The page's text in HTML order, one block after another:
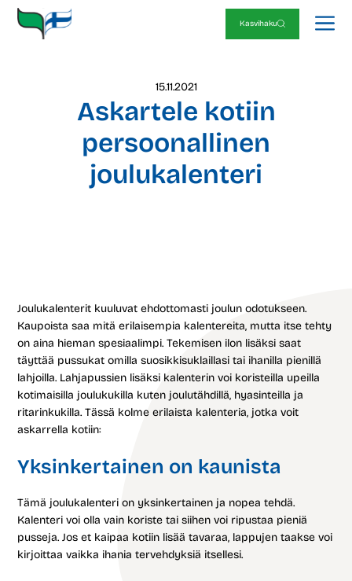
Siirry
sisältöön
Kasvihaku
15.11.2021
Askartele kotiin
persoonallinen
joulukalenteri
Joulukalenterit kuuluvat ehdottomasti joulun odotukseen.
Kaupoista saa mitä erilaisempia kalentereita, mutta itse tehty
on aina hieman spesiaalimpi. Tekemisen ilon lisäksi saat
täyttää pussukat omilla suosikkisuklaillasi tai ihanilla pienillä
lahjoilla. Lahjapussien lisäksi kalenterin voi koristeilla upeilla
kotimaisilla joulukukilla kuten joulutähdillä, hyasinteilla ja
ritarinkukilla. Tässä kolme erilaista kalenteria, jotka voit
askarrella kotiin:
Yksinkertainen on kaunista
Tämä joulukalenteri on yksinkertainen ja nopea tehdä.
Kalenteri voi olla vain koriste tai siihen voi ripustaa pieniä
pusseja. Jos et kaipaa kotiin lisää tavaraa, lappujen taakse voi
kirjoittaa vaikka ihania tervehdyksiä itsellesi.